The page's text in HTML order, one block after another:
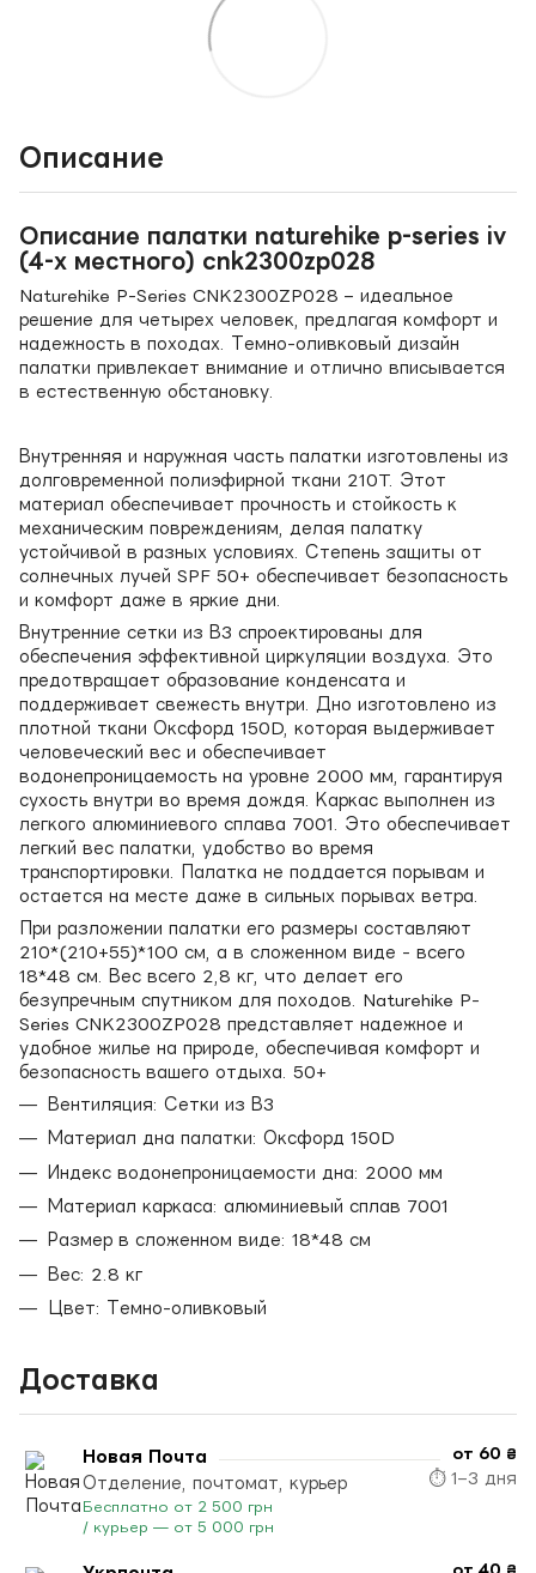
Описание
Описание палатки naturehike p-series iv
(4-х местного) cnk2300zp028
Naturehike P-Series CNK2300ZP028 – идеальное
решение для четырех человек, предлагая комфорт и
надежность в походах. Темно-оливковый дизайн
палатки привлекает внимание и отлично вписывается
в естественную обстановку.
Внутренняя и наружная часть палатки изготовлены из
долговременной полиэфирной ткани 210T. Этот
материал обеспечивает прочность и стойкость к
механическим повреждениям, делая палатку
устойчивой в разных условиях. Степень защиты от
солнечных лучей SPF 50+ обеспечивает безопасность
и комфорт даже в яркие дни.
Внутренние сетки из В3 спроектированы для
обеспечения эффективной циркуляции воздуха. Это
предотвращает образование конденсата и
поддерживает свежесть внутри. Дно изготовлено из
плотной ткани Оксфорд 150D, которая выдерживает
человеческий вес и обеспечивает
водонепроницаемость на уровне 2000 мм, гарантируя
сухость внутри во время дождя. Каркас выполнен из
легкого алюминиевого сплава 7001. Это обеспечивает
легкий вес палатки, удобство во время
транспортировки. Палатка не поддается порывам и
остается на месте даже в сильных порывах ветра.
При разложении палатки его размеры составляют
210*(210+55)*100 см, а в сложенном виде - всего
18*48 см. Вес всего 2,8 кг, что делает его
безупречным спутником для походов. Naturehike P-
Series CNK2300ZP028 представляет надежное и
удобное жилье на природе, обеспечивая комфорт и
безопасность вашего отдыха. 50+
Вентиляция: Сетки из В3
Материал дна палатки: Оксфорд 150D
Индекс водонепроницаемости дна: 2000 мм
Материал каркаса: алюминиевый сплав 7001
Размер в сложенном виде: 18*48 см
Вес: 2.8 кг
Цвет: Темно-оливковый
Доставка
Новая Почта
Отделение, почтомат, курьер
Бесплатно от 2 500 грн
/ курьер — от 5 000 грн
от 60 ₴
⏱ 1–3 дня
от 40 ₴